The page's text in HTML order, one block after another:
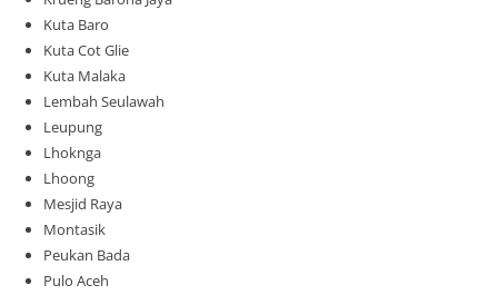
Kuta Baro
Kuta Cot Glie
Kuta Malaka
Lembah Seulawah
Leupung
Lhoknga
Lhoong
Mesjid Raya
Montasik
Peukan Bada
Pulo Aceh